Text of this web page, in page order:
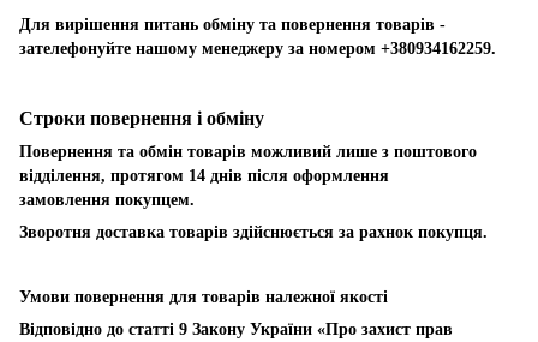
Для вирішення питань обміну та повернення товарів -
зателефонуйте нашому менеджеру за номером +380934162259.
Строки повернення і обміну
Повернення та обмін товарів можливий лише з поштового
відділення, протягом 14 днів після оформлення
замовлення покупцем.
Зворотня доставка товарів здійснюється за рахнок покупця.
Умови повернення для товарів належної якості
Відповідно до статті 9 Закону України «Про захист прав